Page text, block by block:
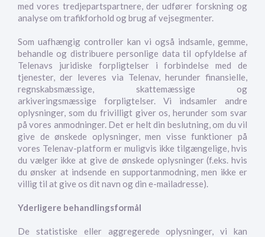
med vores tredjepartspartnere, der udfører forskning og
analyse om trafikforhold og brug af vejsegmenter.
Som uafhængig controller kan vi også indsamle, gemme,
behandle og distribuere personlige data til opfyldelse af
Telenavs juridiske forpligtelser i forbindelse med de
tjenester, der leveres via Telenav, herunder finansielle,
regnskabsmæssige, skattemæssige og
arkiveringsmæssige forpligtelser. Vi indsamler andre
oplysninger, som du frivilligt giver os, herunder som svar
på vores anmodninger. Det er helt din beslutning, om du vil
give de ønskede oplysninger, men visse funktioner på
vores Telenav-platform er muligvis ikke tilgængelige, hvis
du vælger ikke at give de ønskede oplysninger (f.eks. hvis
du ønsker at indsende en supportanmodning, men ikke er
villig til at give os dit navn og din e-mailadresse).
Yderligere behandlingsformål
De statistiske eller aggregerede oplysninger, vi kan